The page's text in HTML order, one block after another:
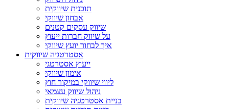
תוכנית שיווקית
אבחון שיווקי
שיווק עסקים קטנים
על שיווק חברות ייעוץ
איך לבחור יועץ שיווקי
אסטרטגיה שיווקית
ייעוץ אסטרטגי
אימון שיווקי
ליווי שיווקי במיקור חוץ
ניהול שיווק עצמאי
בניית אסטרטגיה שיווקית